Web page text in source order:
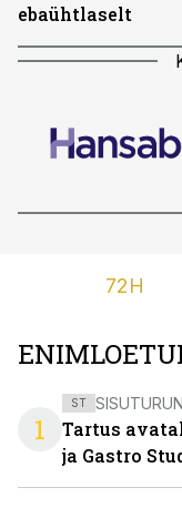
ebaühtlaselt
72H
1
ST
Tartus
ja Gastro